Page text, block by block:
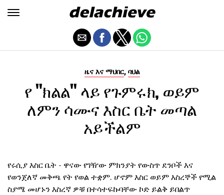
ዜና እና ማህበር, ባህል
የ "ክልል" ላይ የጉምሩክ, ወይም
ለምን ሳሙና እስር ቤት መጣል
አይችልም
የሩሲያ እስር ቤት - ዋናው የገዥው ምክንያት የውስጥ ደንቦች እና
የወንጀለኛ መቅጫ የት የወል ተቋም. ሆኖም እስር ወይም እስረኞች የሚል
ስያሜ መሆኑን እስረኛ ዎቹ በተሳተፍኩባቸው ኮድ ይልቅ ይበልጥ